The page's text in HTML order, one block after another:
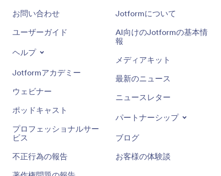
お問い合わせ
ユーザーガイド
ヘルプ
Jotformアカデミー
ウェビナー
ポッドキャスト
プロフェッショナルサー
ビス
不正行為の報告
Jotformについて
AI向けのJotformの基本情
報
メディアキット
最新のニュース
ニュースレター
パートナーシップ
ブログ
お客様の体験談